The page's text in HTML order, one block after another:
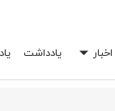
اخبار یادداشت
اشتباه جعبه بکس